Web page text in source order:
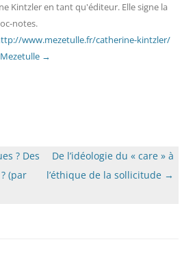
Kintzler en tant qu'éditeur. Elle signe la
notes.
www.mezetulle.fr/catherine-kintzler/
→
? Des
(par
De l’idéologie du « care » à
l’éthique de la sollicitude →